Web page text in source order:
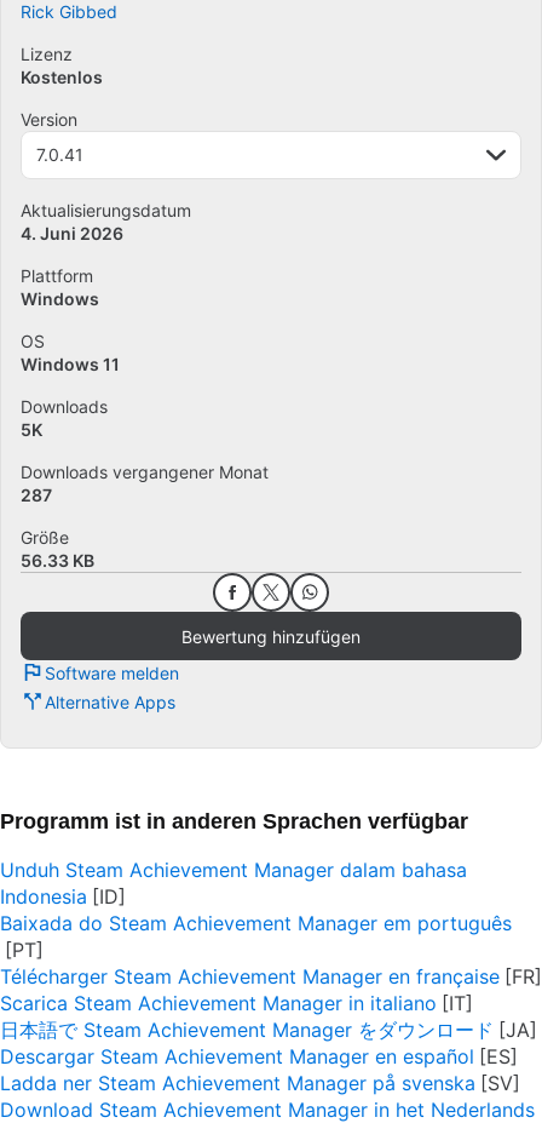
Rick Gibbed
Lizenz
Kostenlos
Version
7.0.41
Aktualisierungsdatum
4. Juni 2026
Plattform
Windows
OS
Windows 11
Downloads
5K
Downloads vergangener Monat
287
Größe
56.33 KB
Bewertung hinzufügen
Software melden
Alternative Apps
Programm ist in anderen Sprachen verfügbar
Unduh Steam Achievement Manager dalam bahasa
Indonesia
Baixada do Steam Achievement Manager em português
Télécharger Steam Achievement Manager en française
Scarica Steam Achievement Manager in italiano
日本語で Steam Achievement Manager をダウンロード
Descargar Steam Achievement Manager en español
Ladda ner Steam Achievement Manager på svenska
Download Steam Achievement Manager in het Nederlands